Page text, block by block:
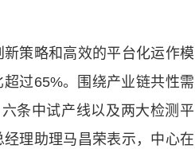
策略和高效的平台化运作模
过65%。围绕产业链共性需
条中试产线以及两大检测平
理助理马昌荣表示，中心在